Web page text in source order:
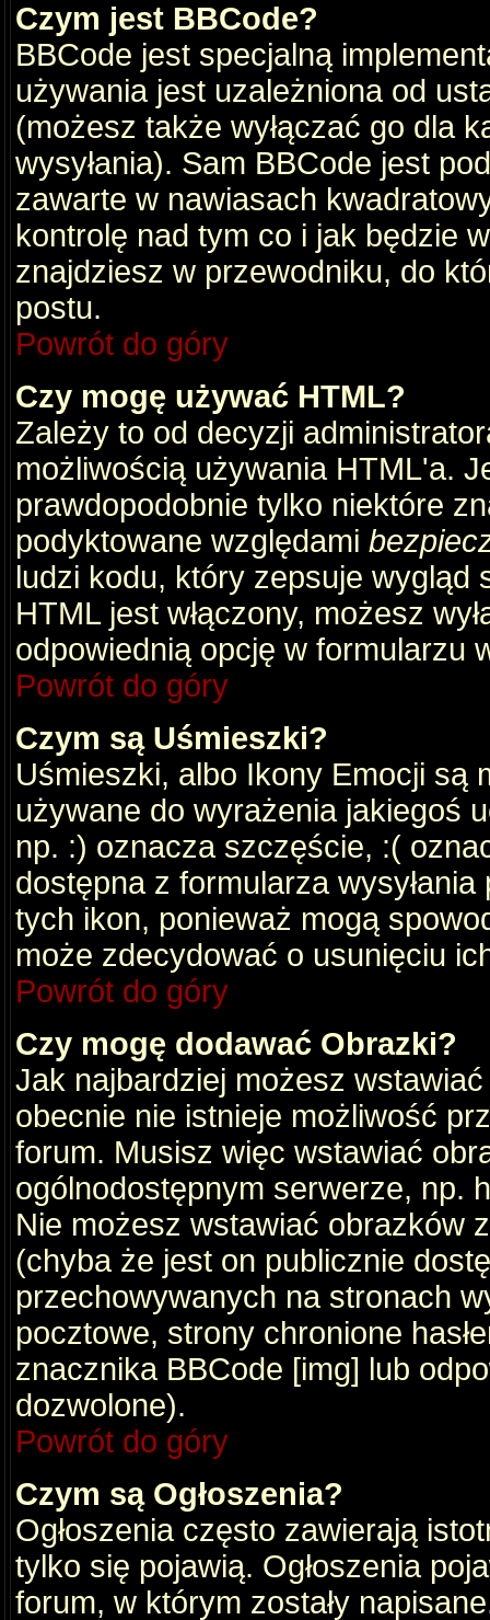
Czym jest BBCode?
BBCode jest specjalną
używania jest uzależniona od
(możesz także wyłączać go dla
wysyłania). Sam BBCode jest
zawarte w nawiasach
kontrolę nad tym co i jak będzie
znajdziesz w przewodniku, do
postu.
Powrót do góry
Czy mogę używać HTML?
Zależy to od decyzji
możliwością używania HTML'a.
prawdopodobnie tylko niektóre
podyktowane względami
ludzi kodu, który zepsuje wygląd
HTML jest włączony, możesz
odpowiednią opcję w formularzu
Powrót do góry
Czym są Uśmieszki?
Uśmieszki, albo Ikony Emocji są
używane do wyrażenia jakiegoś
np. :) oznacza szczęście, :(
dostępna z formularza
tych ikon, ponieważ mogą
może zdecydować o usunięciu
Powrót do góry
Czy mogę dodawać Obrazki?
Jak najbardziej możesz
obecnie nie istnieje możliwość
forum. Musisz więc wstawiać
ogólnodostępnym serwerze, np.
Nie możesz wstawiać obrazków
(chyba że jest on publicznie
przechowywanych na stronach
pocztowe, strony chronione
znacznika BBCode [img] lub
dozwolone).
Powrót do góry
Czym są Ogłoszenia?
Ogłoszenia często zawierają
tylko się pojawią. Ogłoszenia
forum, w którym zostały